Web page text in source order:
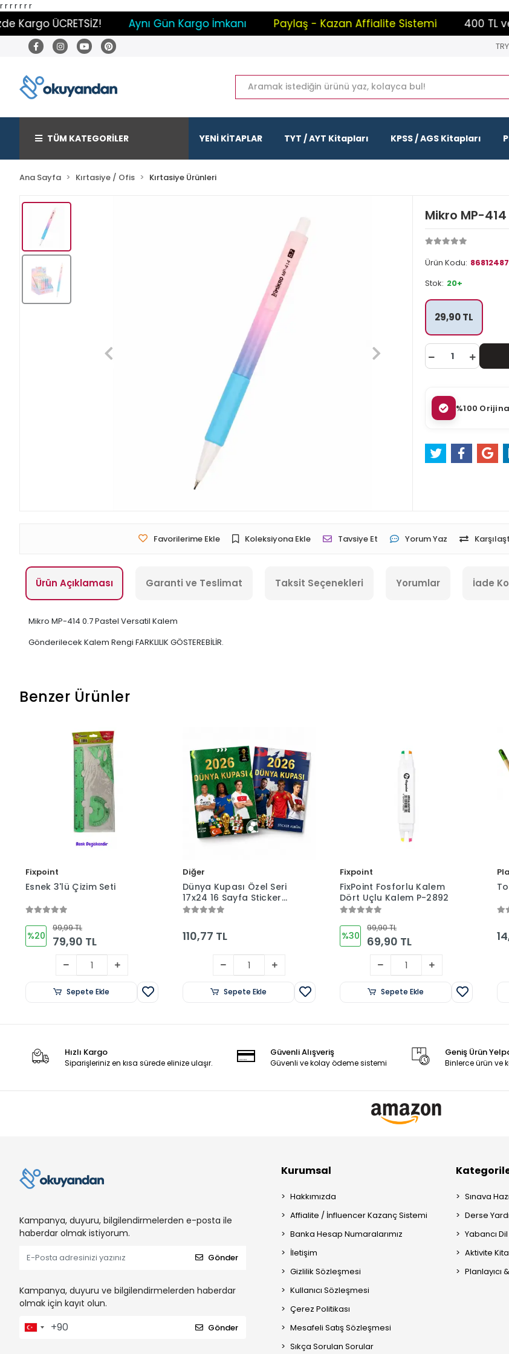
rrrrr r r
ÜCRETSİZ! Aynı Gün Kargo İmkanı Paylaş - Kazan Affialite Sistemi 400 TL ve
TÜM KATEGORİLER YENİ KİTAPLAR TYT / AYT Kitapları KPSS / AGS Kitapları
Ana Sayfa Kırtasiye / Ofis Kırtasiye Ürünleri
Mikro MP-
Ürün Kodu:
Stok: 20+
29,90 TL
%100
Favorilerime Ekle Koleksiyona Ekle Tavsiye Et Yorum Yaz
Ürün Açıklaması Garanti ve Teslimat Taksit Seçenekleri Yorumlar İade
Mikro MP-414 0.7 Pastel Versatil Kalem
Gönderilecek Kalem Rengi FARKLILIK GÖSTEREBİLİR.
Benzer Ürünler
Fixpoint
Esnek 3'lü Çizim Seti
%20
99,99 TL
79,90 TL
Sepete Ekle
Diğer
Dünya Kupası Özel Seri
17x24 16 Sayfa Sticker
Albüm (Mavi veya Yeşil)
110,77 TL
Sepete Ekle
Fixpoint
FixPoint Fosforlu Kalem
Dört Uçlu Kalem P-2892
%30
99,90 TL
69,90 TL
Sepete Ekle
Hızlı Kargo
Siparişleriniz en kısa sürede elinize ulaşır.
Güvenli Alışveriş
Güvenli ve kolay ödeme sistemi
Geniş Ürün
Binlerce ürün ve
Kampanya, duyuru, bilgilendirmelerden e-posta ile
haberdar olmak istiyorum.
Gönder
Kampanya, duyuru ve bilgilendirmelerden haberdar
olmak için kayıt olun.
Gönder
Kurumsal
Hakkımızda
Affialite / İnfluencer Kazanç Sistemi
Banka Hesap Numaralarımız
İletişim
Gizlilik Sözleşmesi
Kullanıcı Sözleşmesi
Çerez Politikası
Mesafeli Satış Sözleşmesi
Sıkça Sorulan Sorular
Sınava
Derse
Yabancı
Aktivite
Planlayıcı